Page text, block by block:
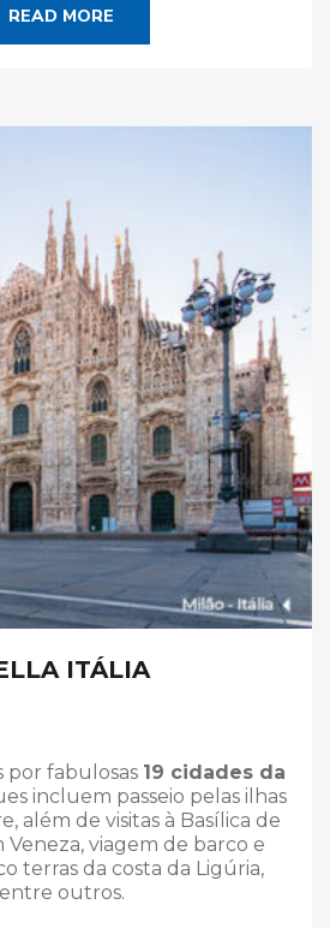
READ MORE
ITÁLIA
por fabulosas 19 cidades da
incluem passeio pelas ilhas
além de visitas à Basílica de
Veneza, viagem de barco e
terras da costa da Ligúria,
entre outros.